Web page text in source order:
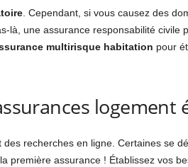
. Cependant, si vous causez des
là, une assurance responsabilité
multirisque habitation pour
logement
recherches en ligne. Certaines se
première assurance ! Établissez vos